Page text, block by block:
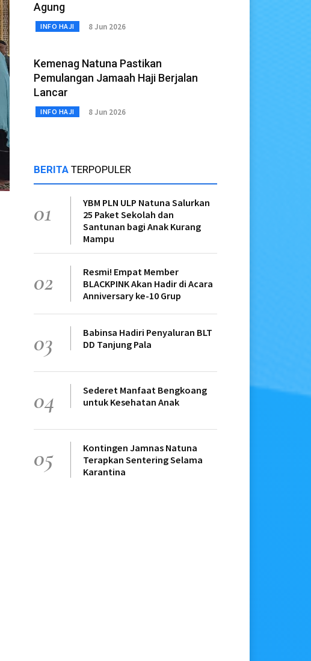
Agung
INFO HAJI 8 Jun 2026
Kemenag Natuna Pastikan
Pemulangan Jamaah Haji Berjalan
Lancar
INFO HAJI 8 Jun 2026
BERITA TERPOPULER
01
YBM PLN ULP Natuna Salurkan
25 Paket Sekolah dan
Santunan bagi Anak Kurang
Mampu
02
Resmi! Empat Member
BLACKPINK Akan Hadir di Acara
Anniversary ke-10 Grup
03
Babinsa Hadiri Penyaluran BLT
DD Tanjung Pala
04
Sederet Manfaat Bengkoang
untuk Kesehatan Anak
05
Kontingen Jamnas Natuna
Terapkan Sentering Selama
Karantina